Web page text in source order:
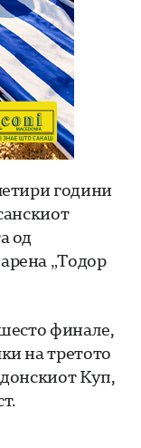
години
од
„Тодор
финале,
на третото
Куп,